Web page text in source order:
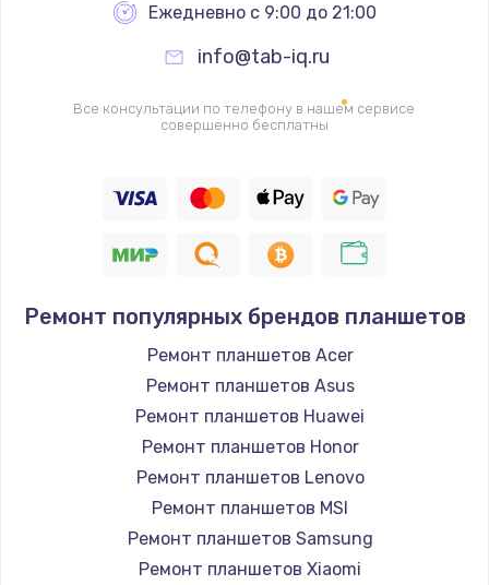
2745 руб.
Настройка BIOS
995 руб.
Ремонт подсветки
1200 руб.
Заказать
Настройка ОС
1160 руб.
Заказать
Чистка от пыли
Ежедневно с 9:00 до 21:00
info@tab-iq.ru
Все консультации по телефону в нашем сервисе
совершенно бесплатны
Ремонт популярных брендов планшетов
Ремонт планшетов Acer
Ремонт планшетов Asus
Ремонт планшетов Huawei
Ремонт планшетов Honor
Ремонт планшетов Lenovo
Ремонт планшетов MSI
Ремонт планшетов Samsung
Ремонт планшетов Xiaomi